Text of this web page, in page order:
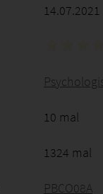
14.07.2021
10 mal
1324 mal
PBCO08A